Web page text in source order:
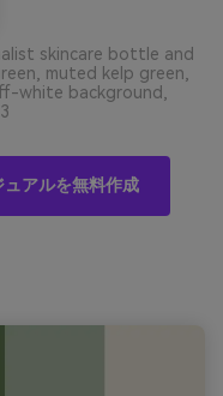
skincare bottle and
muted kelp green,
white background,
アルを無料作成